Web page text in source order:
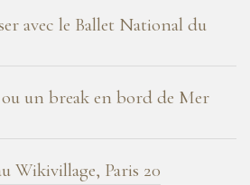
avec le Ballet National du
un break en bord de Mer
Wikivillage, Paris 20